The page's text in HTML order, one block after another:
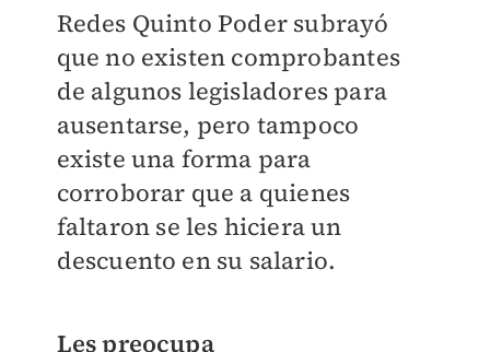
Redes Quinto Poder subrayó
que no existen comprobantes
de algunos legisladores para
ausentarse, pero tampoco
existe una forma para
corroborar que a quienes
faltaron se les hiciera un
descuento en su salario.
Les preocupa